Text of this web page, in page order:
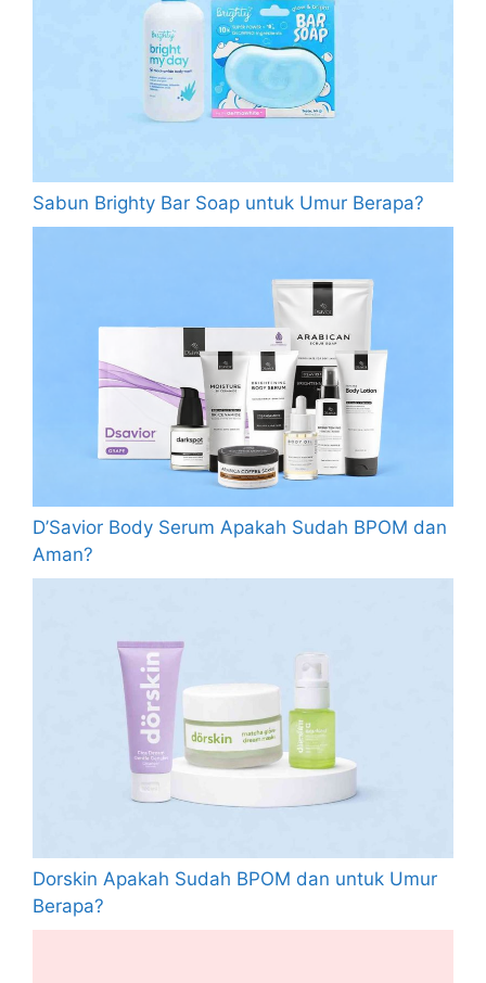
Sabun Brighty Bar Soap untuk Umur Berapa?
D’Savior Body Serum Apakah Sudah BPOM dan
Aman?
Dorskin Apakah Sudah BPOM dan untuk Umur
Berapa?